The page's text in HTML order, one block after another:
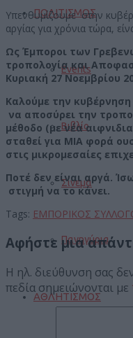
ΠΟΛΙΤΙΣΜΟΣ
Events
Βιβλίο
Σινεμά
Πανηγύρια
ΑΘΛΗΤΙΣΜΟΣ
Υπενθυμίζουμε στην
αργίας για χρόνια τώρα,
Ως Έμποροι των
τροπολογία και
Κυριακή 27 Νοεμβρίου
Καλούμε την
να αποσύρει την
μέθοδο (με νέα
σταθεί για ΜΙΑ φορά
στις μικρομεσαίες
Ποτέ δεν είναι αργά.
στιγμή να το κάνει.
Tags: ΕΜΠΟΡΙΚΟΣ
Αφήστε μια
Η ηλ. διεύθυνση σας
πεδία σημειώνονται με